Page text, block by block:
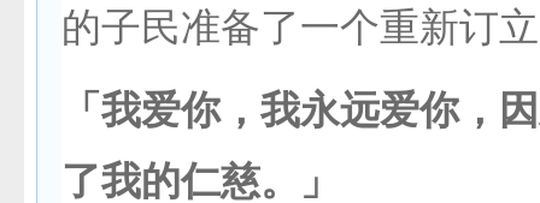
的子民准备了一个重新订
「我爱你，我永远爱你，
了我的仁慈。」